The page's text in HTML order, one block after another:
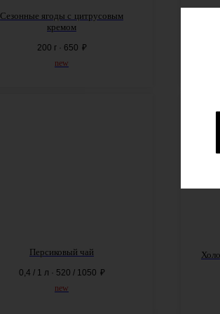
Сезонные ягоды с цитрусовым
кремом
200 г · 650 ₽
new
Персиковый чай
0,4 / 1 л · 520 / 1050 ₽
new